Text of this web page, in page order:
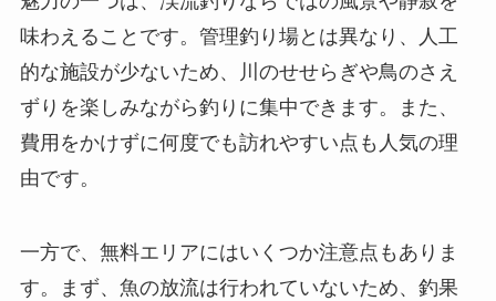
味わえることです。管理釣り場とは異なり、人工
的な施設が少ないため、川のせせらぎや鳥のさえ
ずりを楽しみながら釣りに集中できます。また、
費用をかけずに何度でも訪れやすい点も人気の理
由です。
一方で、無料エリアにはいくつか注意点もありま
す。まず、魚の放流は行われていないため、釣果